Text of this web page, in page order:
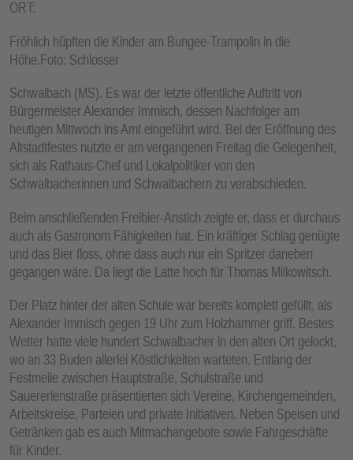
ORT:
Fröhlich hüpften die Kinder am Bungee-Trampolin in die
Höhe.Foto: Schlosser
Schwalbach (MS). Es war der letzte öffentliche Auftritt von
Bürgermeister Alexander Immisch, dessen Nachfolger am
heutigen Mittwoch ins Amt eingeführt wird. Bei der Eröffnung des
Altstadtfestes nutzte er am vergangenen Freitag die Gelegenheit,
sich als Rathaus-Chef und Lokalpolitiker von den
Schwalbacherinnen und Schwalbachern zu verabschieden.
Beim anschließenden Freibier-Anstich zeigte er, dass er durchaus
auch als Gastronom Fähigkeiten hat. Ein kräftiger Schlag genügte
und das Bier floss, ohne dass auch nur ein Spritzer daneben
gegangen wäre. Da liegt die Latte hoch für Thomas Milkowitsch.
Der Platz hinter der alten Schule war bereits komplett gefüllt, als
Alexander Immisch gegen 19 Uhr zum Holzhammer griff. Bestes
Wetter hatte viele hundert Schwalbacher in den alten Ort gelockt,
wo an 33 Buden allerlei Köstlichkeiten warteten. Entlang der
Festmeile zwischen Hauptstraße, Schulstraße und
Sauererlenstraße präsentierten sich Vereine, Kirchengemeinden,
Arbeitskreise, Parteien und private Initiativen. Neben Speisen und
Getränken gab es auch Mitmachangebote sowie Fahrgeschäfte
für Kinder.